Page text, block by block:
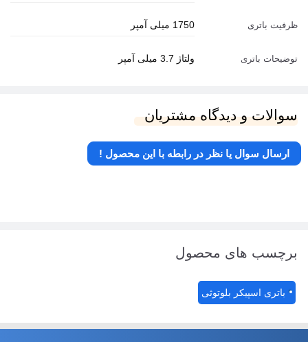
ظرفیت باتری 1750 میلی آمپر
توضیحات باتری ولتاژ 3.7 میلی آمپر
سوالات و دیدگاه مشتریان
ارسال سوال یا نظر در رابطه با این محصول !
برچسب های محصول
باتری اسپیکر بلوتوثی